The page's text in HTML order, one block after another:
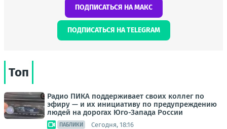
ПОДПИСАТЬСЯ НА МАКС
ПОДПИСАТЬСЯ НА TELEGRAM
Топ
Радио ПИКА поддерживает своих коллег по
эфиру — и их инициативу по предупреждению
людей на дорогах Юго-Запада России
ПАБЛИКИ Сегодня, 18:16